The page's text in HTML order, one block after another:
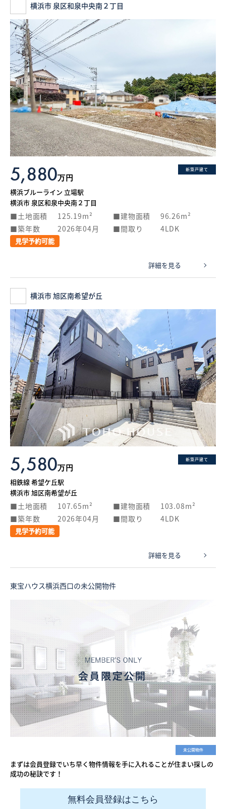
横浜市 泉区和泉中央南２丁目
新築戸建て
5,880万円
横浜ブルーライン 立場駅
横浜市 泉区和泉中央南２丁目
土地面積 125.19m² 建物面積
96.26m²
築年数
2026年04月 間取り 4LDK
見学予約可能
詳細を見る
横浜市 旭区南希望が丘
新築戸建て
5,580万円
相鉄線 希望ケ丘駅
横浜市 旭区南希望が丘
土地面積 107.65m² 建物面積
103.08m²
築年数
2026年04月 間取り 4LDK
見学予約可能
詳細を見る
東宝ハウス横浜西口の未公開物件
未公開物件
まずは会員登録でいち早く物件情報を手に入れることが住まい探しの
成功の秘訣です！
無料会員登録はこちら